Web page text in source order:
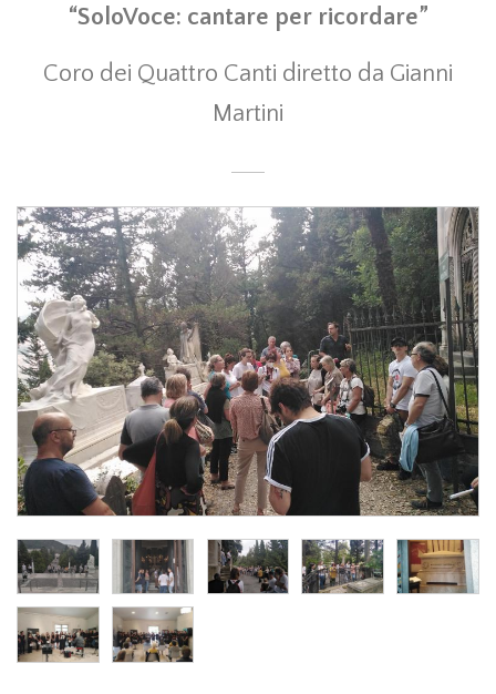
“SoloVoce: cantare per ricordare”
Coro dei Quattro Canti diretto da Gianni
Martini